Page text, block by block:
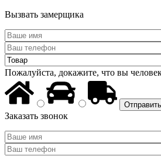
Вызвать замерщика
Пожалуйста, докажите, что вы
Заказать звонок